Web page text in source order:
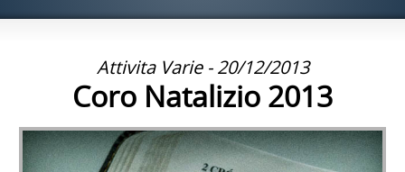
Attivita Varie - 20/12/2013
Coro Natalizio 2013